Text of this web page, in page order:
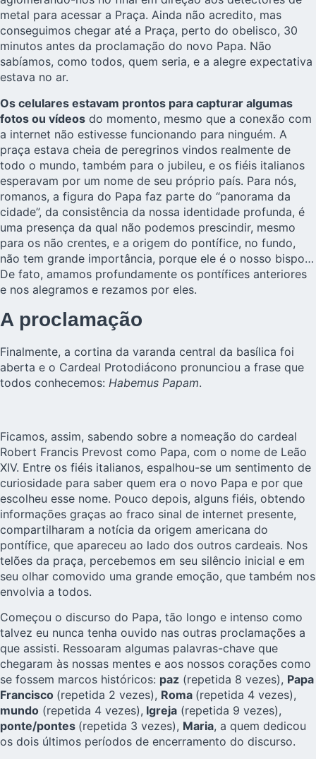
metal para acessar a Praça. Ainda não acredito, mas
conseguimos chegar até a Praça, perto do obelisco, 30
minutos antes da proclamação do novo Papa. Não
sabíamos, como todos, quem seria, e a alegre expectativa
estava no ar.
Os celulares estavam prontos para capturar algumas
fotos ou vídeos do momento, mesmo que a conexão com
a internet não estivesse funcionando para ninguém. A
praça estava cheia de peregrinos vindos realmente de
todo o mundo, também para o jubileu, e os fiéis italianos
esperavam por um nome de seu próprio país. Para nós,
romanos, a figura do Papa faz parte do “panorama da
cidade”, da consistência da nossa identidade profunda, é
uma presença da qual não podemos prescindir, mesmo
para os não crentes, e a origem do pontífice, no fundo,
não tem grande importância, porque ele é o nosso bispo…
De fato, amamos profundamente os pontífices anteriores
e nos alegramos e rezamos por eles.
A proclamação
Finalmente, a cortina da varanda central da basílica foi
aberta e o Cardeal Protodiácono pronunciou a frase que
todos conhecemos: Habemus Papam.
Ficamos, assim, sabendo sobre a nomeação do cardeal
Robert Francis Prevost como Papa, com o nome de Leão
XIV. Entre os fiéis italianos, espalhou-se um sentimento de
curiosidade para saber quem era o novo Papa e por que
escolheu esse nome. Pouco depois, alguns fiéis, obtendo
informações graças ao fraco sinal de internet presente,
compartilharam a notícia da origem americana do
pontífice, que apareceu ao lado dos outros cardeais. Nos
telões da praça, percebemos em seu silêncio inicial e em
seu olhar comovido uma grande emoção, que também nos
envolvia a todos.
Começou o discurso do Papa, tão longo e intenso como
talvez eu nunca tenha ouvido nas outras proclamações a
que assisti. Ressoaram algumas palavras-chave que
chegaram às nossas mentes e aos nossos corações como
se fossem marcos históricos: paz (repetida 8 vezes), Papa
Francisco (repetida 2 vezes), Roma (repetida 4 vezes),
mundo (repetida 4 vezes), Igreja (repetida 9 vezes),
ponte/pontes (repetida 3 vezes), Maria, a quem dedicou
os dois últimos períodos de encerramento do discurso.